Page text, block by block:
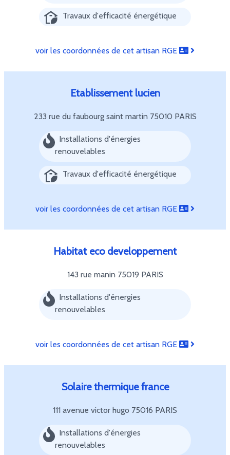
Travaux d'efficacité énergétique
voir les coordonnées de cet artisan RGE
Etablissement lucien
233 rue du faubourg saint martin 75010 PARIS
Installations d'énergies
renouvelables
Travaux d'efficacité énergétique
voir les coordonnées de cet artisan RGE
Habitat eco developpement
143 rue manin 75019 PARIS
Installations d'énergies
renouvelables
voir les coordonnées de cet artisan RGE
Solaire thermique france
111 avenue victor hugo 75016 PARIS
Installations d'énergies
renouvelables